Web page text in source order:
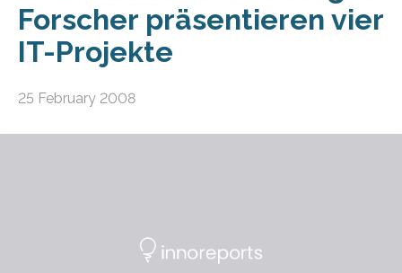
Forscher präsentieren vier
IT-Projekte
25 February 2008